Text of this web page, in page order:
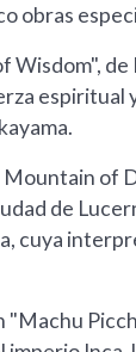
obras
Wisdom",
of
de
cuya